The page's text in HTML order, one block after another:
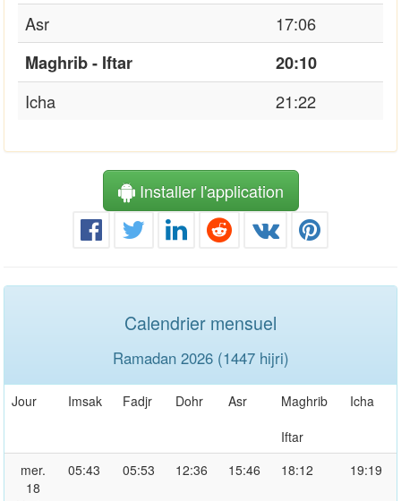
Asr
17:06
Maghrib - Iftar
20:10
Icha
21:22
Installer l'application
Calendrier mensuel
Ramadan 2026 (1447 hijri)
Jour Imsak Fadjr Dohr Asr
Maghrib
Iftar
Icha
mer.
18
05:43 05:53 12:36 15:46 18:12 19:19